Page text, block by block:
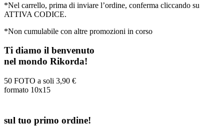
*Nel carrello, prima di inviare l’ordine, conferma cliccando su
ATTIVA CODICE.
*Non cumulabile con altre promozioni in corso
Ti diamo il benvenuto
nel mondo Rikorda!
50 FOTO a soli 3,90 €
formato 10x15
sul tuo primo ordine!